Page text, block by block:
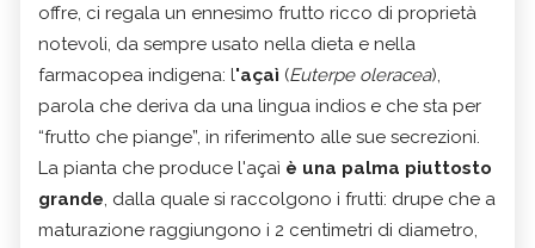
offre, ci regala un ennesimo frutto ricco di proprietà
notevoli, da sempre usato nella dieta e nella
farmacopea indigena: l'açaì (Euterpe oleracea),
parola che deriva da una lingua indios e che sta per
“frutto che piange”, in riferimento alle sue secrezioni.
La pianta che produce l'açaì è una palma piuttosto
grande, dalla quale si raccolgono i frutti: drupe che a
maturazione raggiungono i 2 centimetri di diametro,